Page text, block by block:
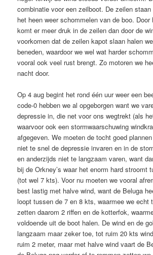
combinatie voor een zeilboot. De zeilen
het heen weer schommelen van de boo.
komt er meer druk in de zeilen dan door de
voorkomen dat de zeilen kapot slaan halen
beneden, waardoor we wel wat harder
vooral ook veel rust brengt. Zo motoren we
nacht door.
Op 4 aug begint het rond één uur weer een
code-0 hebben we al opgeborgen want we
depressie in, die net voor ons wegtrekt (als
waarvoor ook een stormwaarschuwing
afgegeven. We moeten de tocht goed
niet te snel de depressie invaren en in de
en anderzijds niet te langzaam varen, want
bij de Orkney’s waar het enorm hard stroomt
(tot wel 7 kts). Voor nu moeten we vooral
best lastig met halve wind, want de Beluga
loopt tussen de 7 en 8 kts, waarmee we echt
zetten daarom 2 riffen en de kotterfok,
voldoende uit de boot halen. De wind en de
langzaam maar zeker toe, tot ruim 20 kts
ruim 2 meter, maar met halve wind vaart de